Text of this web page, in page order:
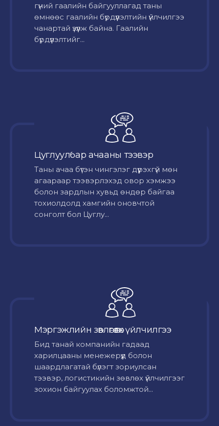
гүний гаалийн байгууллагад таны
өмнөөс гаалийн бүрдүүлэлтийн үйлчилгээ
чанартай үзүүлж байна. Гаалийн
бүрдүүлэлтийг...
Цуглуулбар ачааны тээвэр
Таны ачаа бүтэн чингэлэг дүүрэхгүй мөн
агаараар тээвэрлэхэд овор хэмжээ
болон зардлын хувьд өндөр байгаа
тохиолдолд хамгийн оновчтой
сонголт бол Цуглу...
Мэргэжлийн зөвлөгөө өгөх үйлчилгээ
Бид танай компанийн гадаад
харилцааны менежерүүд болон
шаардлагатай бүлэгт зориулсан
тээвэр, логистикийн зөвлөх үйлчилгээг
зохион байгуулах боломжтой...